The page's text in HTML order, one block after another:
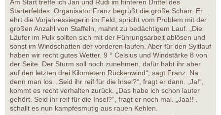
Am Start treffe ich Jan und Rudi im hinteren Drittel des
Starterfeldes. Organisator Franz begrüßt die große Scharr. Er
ehrt die Vorjahressiegerin im Feld, spricht vom Problem mit der
großen Anzahl von Staffeln, mahnt zu bedächtigem Lauf. „Die
Läufer im Pulk sollten sich mit der Führungsarbeit ablösen und
sonst im Windschatten der vorderen laufen. Aber für den Syltlauf
haben wir recht gutes Wetter. 9 ° Celsius und Windstärke 8 von
der Seite. Der Sturm soll noch zunehmen, dafür habt ihr aber
auf den letzten drei Kilometern Rückenwind“, sagt Franz. Na
denn man los. „Seid ihr reif für die Insel?“, fragt er dann. „Ja!“,
kommt es recht verhalten zurück. „Das habe ich schon lauter
gehört. Seid ihr reif für die Insel?“, fragt er noch mal. „Jaa!!“,
schallt es nun kampfesmutig aus rauen Kehlen.